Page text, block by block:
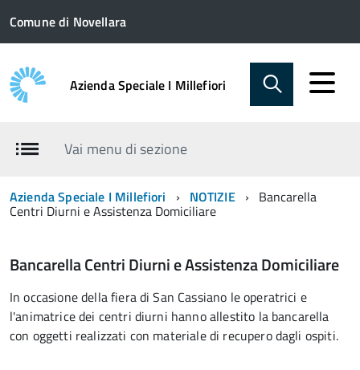
Comune di Novellara
Azienda Speciale I Millefiori
Vai menu di sezione
Azienda Speciale I Millefiori NOTIZIE Bancarella
Centri Diurni e Assistenza Domiciliare
Bancarella Centri Diurni e Assistenza Domiciliare
In occasione della fiera di San Cassiano le operatrici e
l'animatrice dei centri diurni hanno allestito la bancarella
con oggetti realizzati con materiale di recupero dagli ospiti.